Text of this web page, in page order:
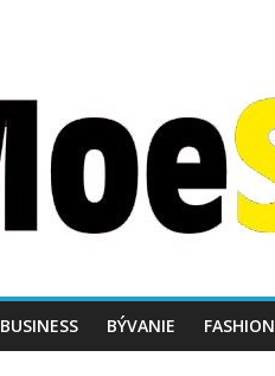
BUSINESS BÝVANIE FASHION